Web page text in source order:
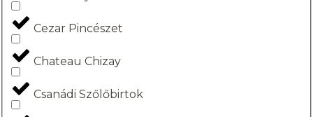
Cezar Pincészet
Chateau Chizay
Csanádi Szőlőbirtok